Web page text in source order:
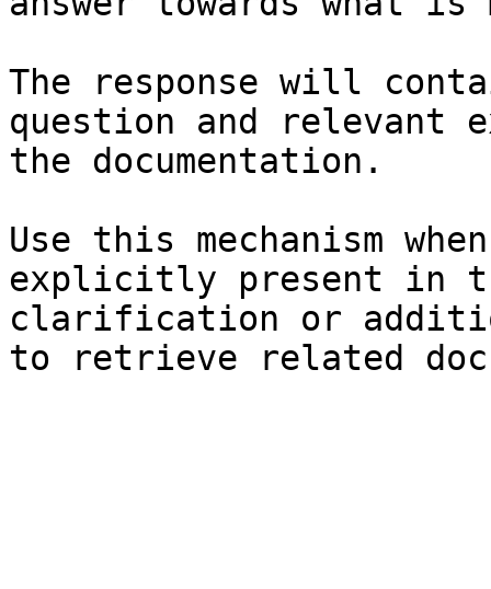
The response will
question and relevant
the documentation.
Use this mechanism
explicitly present in
clarification or